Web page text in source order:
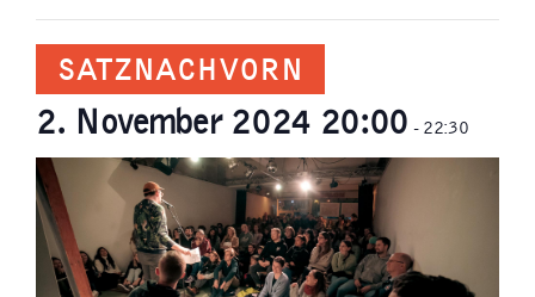
SATZNACHVORN
2. November 2024 20:00 - 22:30